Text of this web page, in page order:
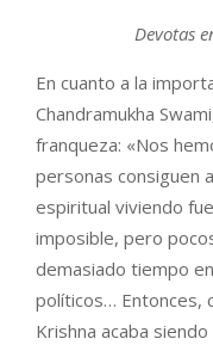
Devotas
En cuanto a la
Chandramukha
franqueza: «Nos
personas consiguen
espiritual viviendo
imposible, pero
demasiado tiempo
políticos… Entonces,
Krishna acaba